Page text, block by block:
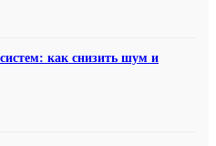
как снизить шум и